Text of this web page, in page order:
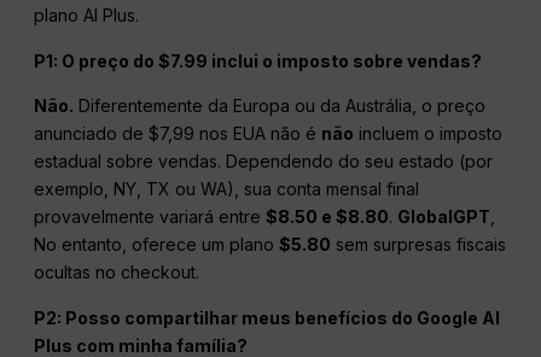
plano AI Plus.
P1: O preço do $7.99 inclui o imposto sobre vendas?
Não. Diferentemente da Europa ou da Austrália, o preço
anunciado de $7,99 nos EUA não é não incluem o imposto
estadual sobre vendas. Dependendo do seu estado (por
exemplo, NY, TX ou WA), sua conta mensal final
provavelmente variará entre$8.50 e $8.80. GlobalGPT
No entanto, oferece um plano$5.80 sem surpresas fiscais
ocultas no checkout.
P2: Posso compartilhar meus benefícios do Google AI
Plus com minha família?